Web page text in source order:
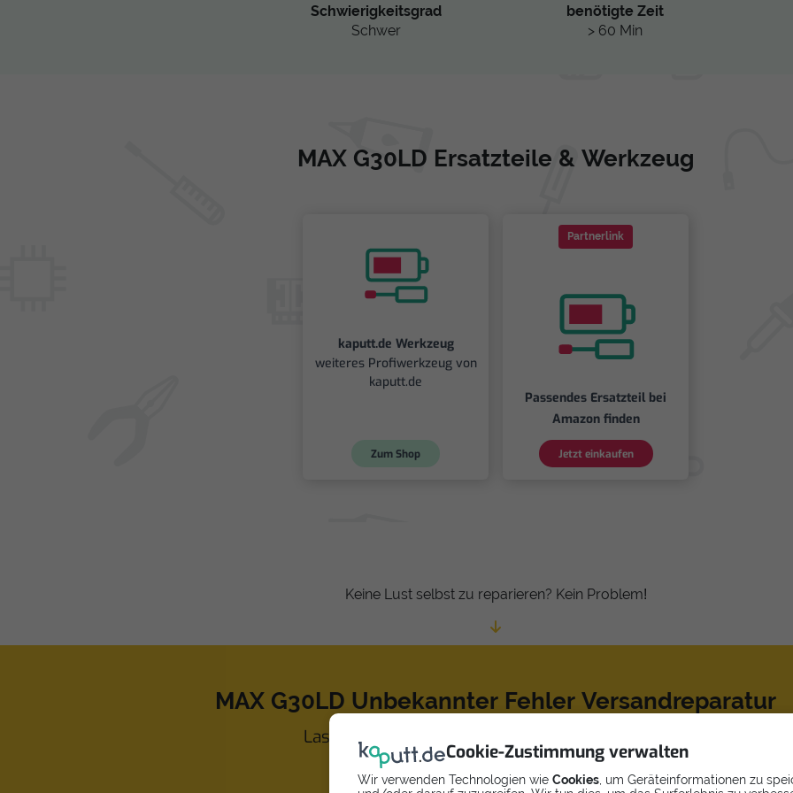
Cookie-Zustimmung verwalten
Wir verwenden Technologien wie Cookies , um Geräteinformationen zu
Schwierigkeitsgrad
Schwer
benötigte Zeit
> 60 Min
MAX G30LD Ersatzteile & Werkzeug
kaputt.de Werkzeug
weiteres Profiwerkzeug von
kaputt.de
Zum Shop
Partnerlink
Passendes Ersatzteil bei
Amazon finden
Jetzt einkaufen
Keine Lust selbst zu reparieren? Kein Problem!
MAX G30LD Unbekannter Fehler Versandreparatur
Lass dein MAX G30LD von einem Profi reparieren!